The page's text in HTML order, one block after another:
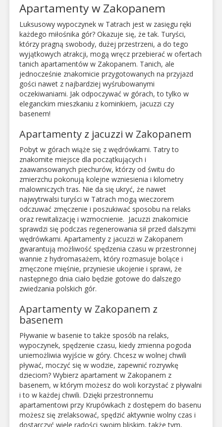
Apartamenty w Zakopanem
Luksusowy wypoczynek w Tatrach jest w zasięgu ręki
każdego miłośnika gór? Okazuje się, że tak. Turyści,
którzy pragną swobody, dużej przestrzeni, a do tego
wyjątkowych atrakcji, mogą wręcz przebierać w ofertach
tanich apartamentów w Zakopanem. Tanich, ale
jednocześnie znakomicie przygotowanych na przyjazd
gości nawet z najbardziej wyśrubowanymi
oczekiwaniami. Jak odpoczywać w górach, to tylko w
eleganckim mieszkaniu z kominkiem, jacuzzi czy
basenem!
Apartamenty z jacuzzi w Zakopanem
Pobyt w górach wiąże się z wędrówkami. Tatry to
znakomite miejsce dla początkujących i
zaawansowanych piechurów, którzy od świtu do
zmierzchu pokonują kolejne wzniesienia i kilometry
malowniczych tras. Nie da się ukryć, że nawet
najwytrwalsi turyści w Tatrach mogą wieczorem
odczuwać zmęczenie i poszukiwać sposobu na relaks
oraz rewitalizację i wzmocnienie. Jacuzzi znakomicie
sprawdzi się podczas regenerowania sił przed dalszymi
wędrówkami. Apartamenty z jacuzzi w Zakopanem
gwarantują możliwość spędzenia czasu w przestronnej
wannie z hydromasażem, który rozmasuje bolące i
zmęczone mięśnie, przyniesie ukojenie i sprawi, że
następnego dnia ciało będzie gotowe do dalszego
zwiedzania polskich gór.
Apartamenty w Zakopanem z
basenem
Pływanie w basenie to także sposób na relaks,
wypoczynek, spędzenie czasu, kiedy zmienna pogoda
uniemożliwia wyjście w góry. Chcesz w wolnej chwili
pływać, moczyć się w wodzie, zapewnić rozrywkę
dzieciom? Wybierz apartament w Zakopanem z
basenem, w którym możesz do woli korzystać z pływalni
i to w każdej chwili. Dzięki przestronnemu
apartamentowi przy Krupówkach z dostępem do basenu
możesz się zrelaksować, spędzić aktywnie wolny czas i
dostarczyć wiele radości swoim bliskim, także tym,